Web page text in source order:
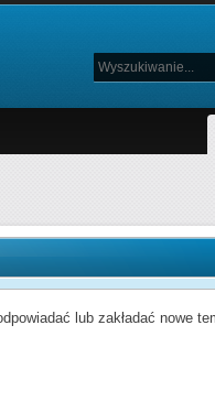
lub zakładać nowe